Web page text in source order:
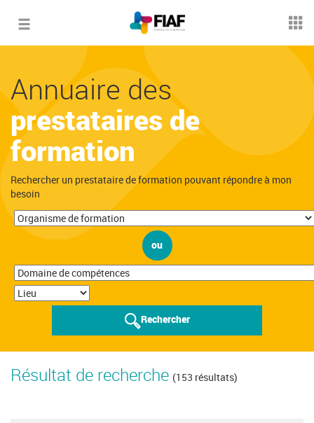
Toggle
Annuaire des
prestataires de
formation
Rechercher un prestataire de formation pouvant répondre à mon
besoin
ou
Rechercher
Résultat de recherche (153 résultats)